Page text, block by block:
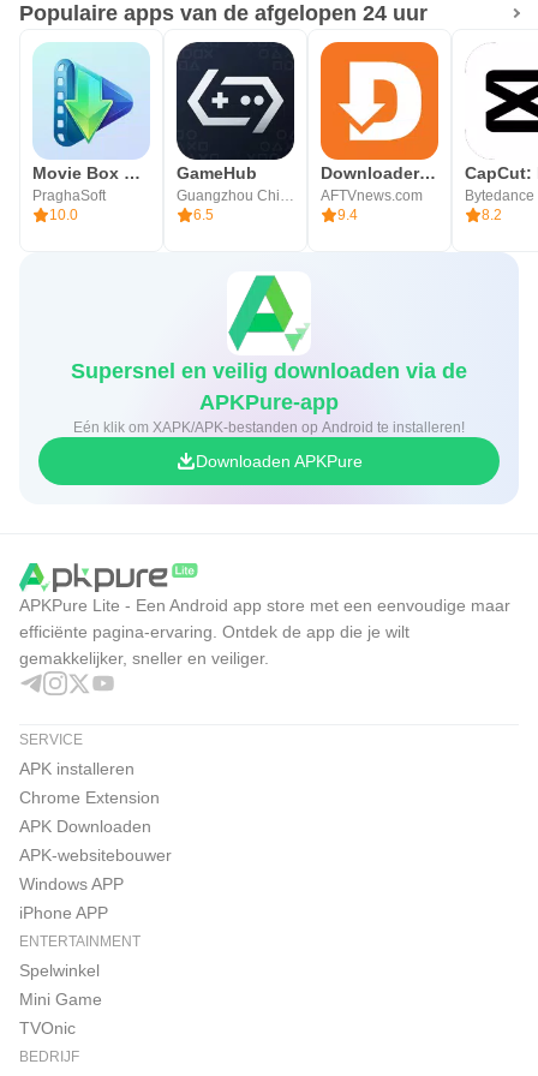
Sluit je aan bij meer dan 1 miljoen studenten die hun
studieprestaties al hebben verbeterd.
Vragen? We staan ​​altijd voor je klaar → help@khotta.io
Populaire apps van de afgelopen 24 uur
Movie Box DramaPlay & Shows
PraghaSoft
10.0
GameHub
6.5
Downloader by AFTVnews
AFTVnews.com
9.4
8.2
Supersnel en veilig downloaden via de
APKPure-app
Eén klik om XAPK/APK-bestanden op Android te installeren!
Downloaden APKPure
APKPure Lite - Een Android app store met een eenvoudige maar
efficiënte pagina-ervaring. Ontdek de app die je wilt
gemakkelijker, sneller en veiliger.
SERVICE
APK installeren
Chrome Extension
APK Downloaden
APK-websitebouwer
Windows APP
iPhone APP
ENTERTAINMENT
Spelwinkel
Mini Game
TVOnic
BEDRIJF